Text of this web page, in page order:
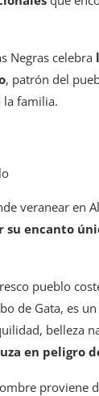
Negras celebra
, patrón del
la familia.
veranear en
su encanto
pueblo
de Gata, es
belleza
en peligro
proviene